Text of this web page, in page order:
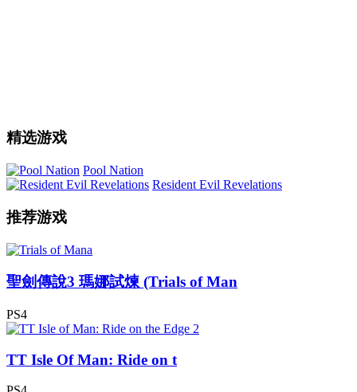
精选游戏
Pool Nation
Resident Evil Revelations
推荐游戏
聖劍傳說3 瑪娜試煉 (Trials of Man
PS4
TT Isle Of Man: Ride on t